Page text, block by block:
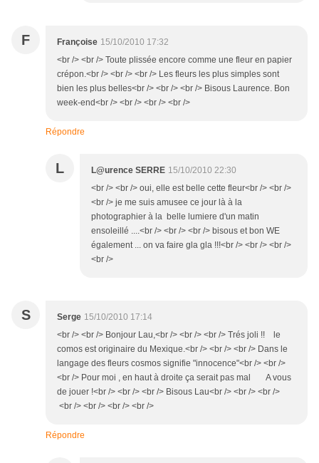
F Françoise 15/10/2010 17:32
<br /> <br /> Toute plissée encore comme une fleur en papier
crépon.<br /> <br /> <br /> Les fleurs les plus simples sont
bien les plus belles<br /> <br /> <br /> Bisous Laurence. Bon
week-end<br /> <br /> <br /> <br />
Répondre
L L@urence SERRE 15/10/2010 22:30
<br /> <br /> oui, elle est belle cette fleur<br /> <br />
<br /> je me suis amusee ce jour là à la
photographier à la belle lumiere d'un matin
ensoleillé ....<br /> <br /> <br /> bisous et bon WE
également ... on va faire gla gla !!!<br /> <br /> <br />
<br />
S Serge 15/10/2010 17:14
<br /> <br /> Bonjour Lau,<br /> <br /> <br /> Trés joli !! le
comos est originaire du Mexique.<br /> <br /> <br /> Dans le
langage des fleurs cosmos signifie "innocence"<br /> <br />
<br /> Pour moi , en haut à droite ça serait pas mal A vous
de jouer !<br /> <br /> <br /> Bisous Lau<br /> <br /> <br />
<br /> <br /> <br /> <br />
Répondre